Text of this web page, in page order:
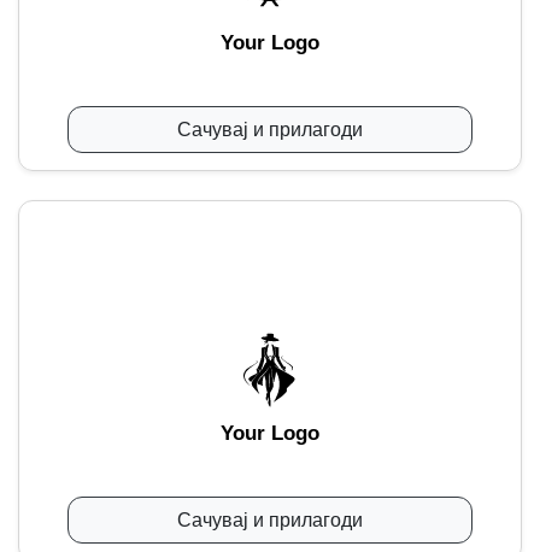
Your Logo
Сачувај и прилагоди
Your Logo
Сачувај и прилагоди